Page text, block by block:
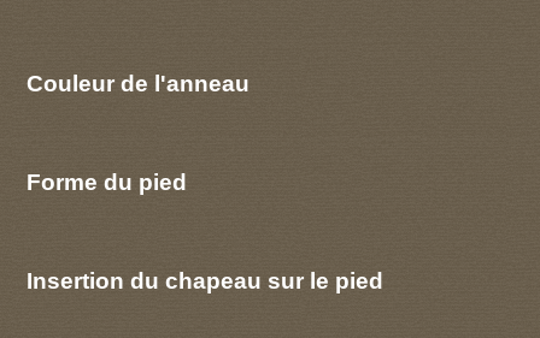
Couleur de l'anneau
Forme du pied
Insertion du chapeau sur le pied